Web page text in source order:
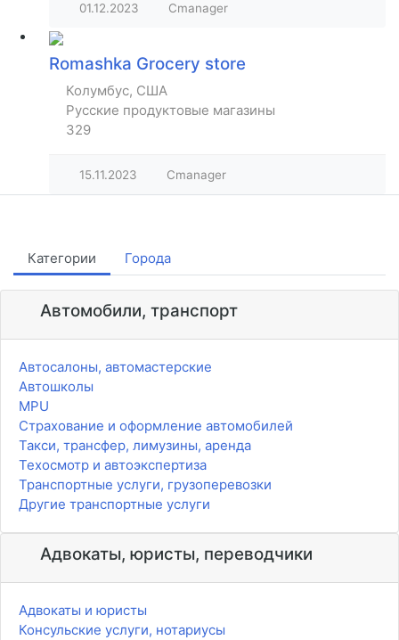
01.12.2023 Cmanager
Romashka Grocery store
Колумбус, США
Русские продуктовые магазины
329
15.11.2023 Cmanager
Категории Города
Автомобили, транспорт
Автосалоны, автомастерские
Автошколы
MPU
Страхование и оформление автомобилей
Такси, трансфер, лимузины, аренда
Техосмотр и автоэкспертиза
Транспортные услуги, грузоперевозки
Другие транспортные услуги
Адвокаты, юристы, переводчики
Адвокаты и юристы
Консульские услуги, нотариусы